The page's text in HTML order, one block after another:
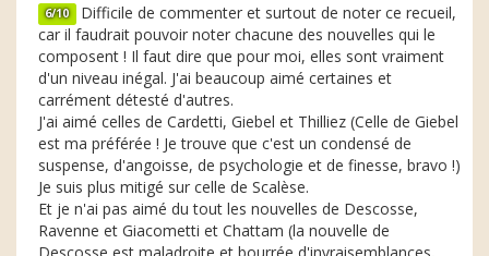
6/10 Difficile de commenter et surtout de noter ce recueil,
car il faudrait pouvoir noter chacune des nouvelles qui le
composent ! Il faut dire que pour moi, elles sont vraiment
d'un niveau inégal. J'ai beaucoup aimé certaines et
carrément détesté d'autres.
J'ai aimé celles de Cardetti, Giebel et Thilliez (Celle de Giebel
est ma préférée ! Je trouve que c'est un condensé de
suspense, d'angoisse, de psychologie et de finesse, bravo !)
Je suis plus mitigé sur celle de Scalèse.
Et je n'ai pas aimé du tout les nouvelles de Descosse,
Ravenne et Giacometti et Chattam (la nouvelle de
Descosse est maladroite et bourrée d'invraisemblances,